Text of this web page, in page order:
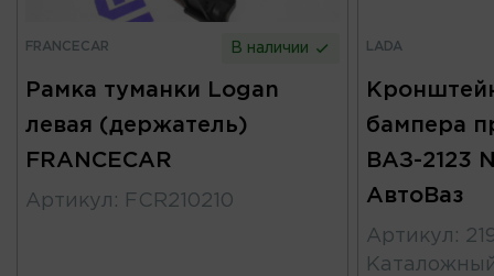
FRANCECAR В наличии
Рамка туманки Logan
левая (держатель)
FRANCECAR
Артикул : FCR210210
LADA
бампера
ВАЗ-2123
АвтоВаз
Артикул :